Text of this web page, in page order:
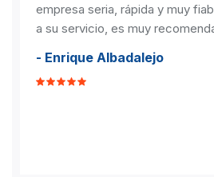
empresa seria, rápida y muy
a su servicio, es muy
- Enrique Albadalejo